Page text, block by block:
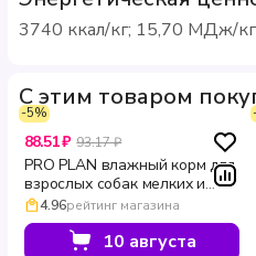
3740 ккал/кг; 15,70 МДж/
С этим товаром
-5%
88.51 ₽ 93.17 ₽
PRO PLAN влажный корм для
взрослых собак мелких и
карликовых пород склонных
к набору веса с курицей в
соусе LIGHT/STERILISED 85 г
4.96рейтинг магазина
10 августа